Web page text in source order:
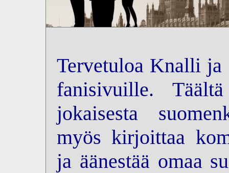
Tervetuloa Knalli ja
fanisivuille.
jokaisesta
myös kirjoittaa
ja äänestää omaa